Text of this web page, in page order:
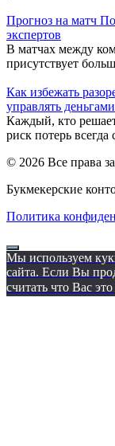
Прогноз на матч
экспертов
В матчах между
присутствует
Как избежать
управлять деньгами
Каждый, кто
риск потерь всегда
© 2026 Все права
Букмекерские
Политика
Мы используем
сайта. Если Вы
считать что Вас это